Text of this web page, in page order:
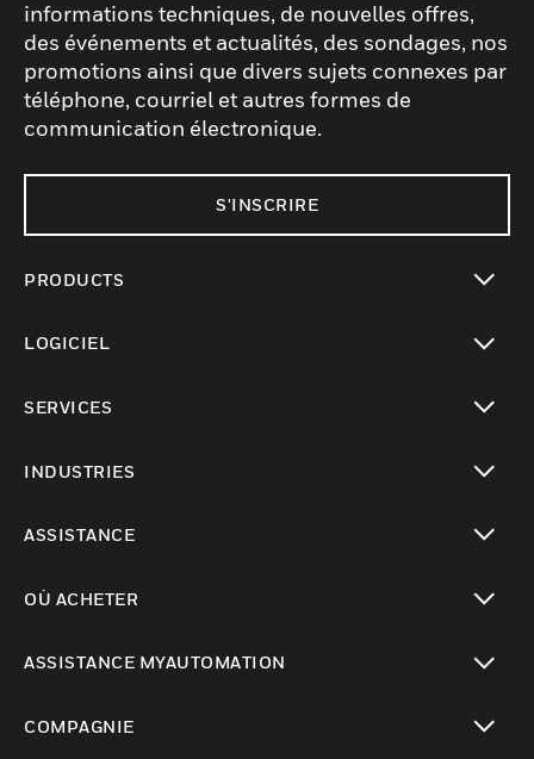
informations techniques, de nouvelles offres,
des événements et actualités, des sondages, nos
promotions ainsi que divers sujets connexes par
téléphone, courriel et autres formes de
communication électronique.
S'INSCRIRE
PRODUCTS
LOGICIEL
SERVICES
INDUSTRIES
ASSISTANCE
OÙ ACHETER
ASSISTANCE MYAUTOMATION
COMPAGNIE